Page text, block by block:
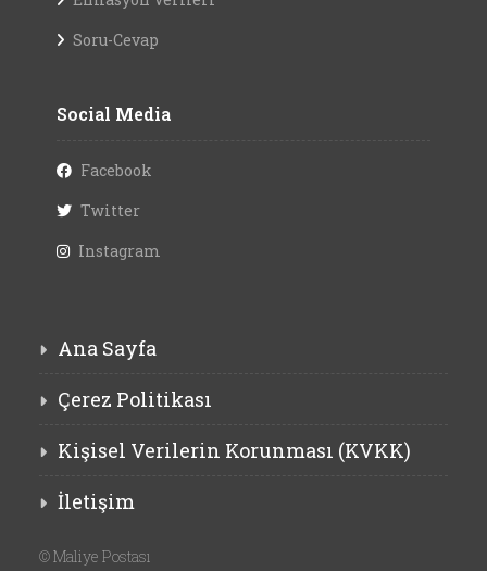
Soru-Cevap
Social Media
Facebook
Twitter
Instagram
Ana Sayfa
Çerez Politikası
Kişisel Verilerin Korunması (KVKK)
İletişim
©Maliye Postası